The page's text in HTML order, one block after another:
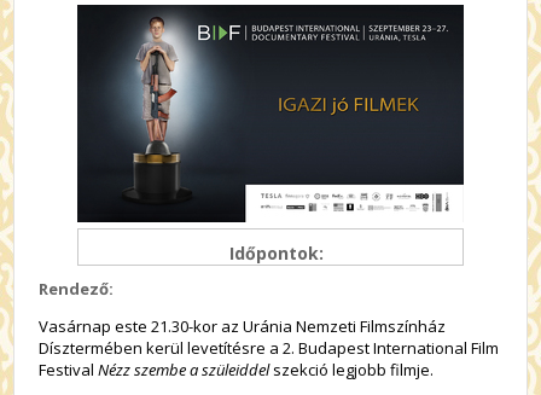
Időpontok:
Rendező:
Vasárnap este 21.30-kor az Uránia Nemzeti Filmszínház
Dísztermében kerül levetítésre a 2. Budapest International Film
FestivalNézz szembe a szüleiddelszekció legjobb filmje.